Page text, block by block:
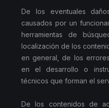
De los eventuales
causados por un
herramientas de
localización de los
en general, de los
en el desarrollo o
técnicos que forman el
De los contenidos de